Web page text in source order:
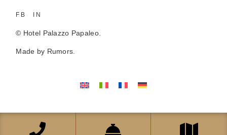
FB IN
© Hotel Palazzo Papaleo.
Made by Rumors